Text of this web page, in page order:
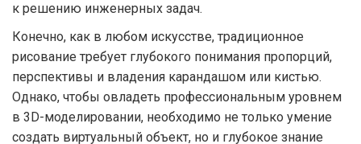
к решению инженерных задач.
Конечно, как в любом искусстве, традиционное
рисование требует глубокого понимания пропорций,
перспективы и владения карандашом или кистью.
Однако, чтобы овладеть профессиональным уровнем
в 3D-моделировании, необходимо не только умение
создать виртуальный объект, но и глубокое знание